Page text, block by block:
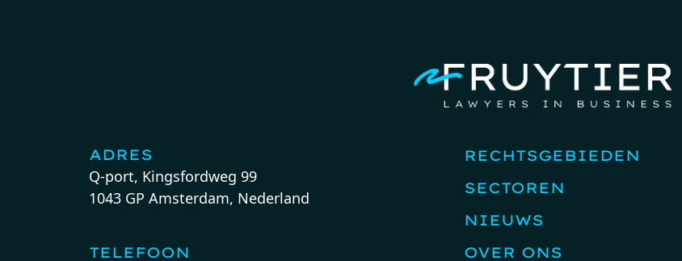
ADRES
Q-port, Kingsfordweg 99
1043 GP Amsterdam, Nederland
TELEFOON
RECHTSGEBIEDEN
SECTOREN
NIEUWS
OVER ONS